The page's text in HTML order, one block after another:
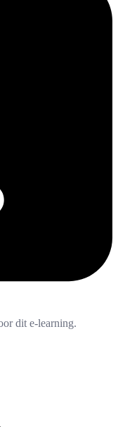
dit e-learning.